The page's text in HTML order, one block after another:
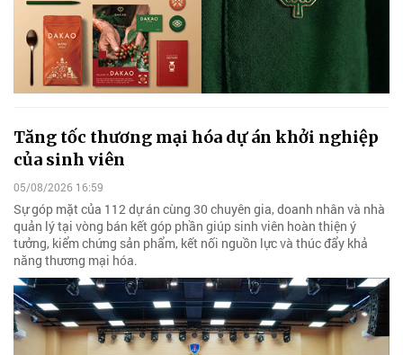
Tăng tốc thương mại hóa dự án khởi nghiệp
của sinh viên
05/08/2026 16:59
Sự góp mặt của 112 dự án cùng 30 chuyên gia, doanh nhân và nhà
quản lý tại vòng bán kết góp phần giúp sinh viên hoàn thiện ý
tưởng, kiểm chứng sản phẩm, kết nối nguồn lực và thúc đẩy khả
năng thương mại hóa.